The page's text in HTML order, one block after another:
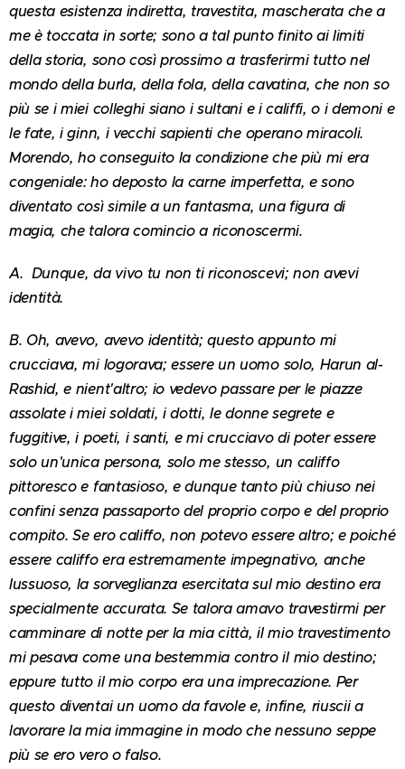
questa esistenza indiretta, travestita, mascherata che a
me è toccata in sorte; sono a tal punto finito ai limiti
della storia, sono così prossimo a trasferirmi tutto nel
mondo della burla, della fola, della cavatina, che non so
più se i miei colleghi siano i sultani e i califfi, o i demoni e
le fate, i ginn, i vecchi sapienti che operano miracoli.
Morendo, ho conseguito la condizione che più mi era
congeniale: ho deposto la carne imperfetta, e sono
diventato così simile a un fantasma, una figura di
magia, che talora comincio a riconoscermi.
A. Dunque, da vivo tu non ti riconoscevi; non avevi
identità.
B. Oh, avevo, avevo identità; questo appunto mi
crucciava, mi logorava; essere un uomo solo, Harun al-
Rashid, e nient'altro; io vedevo passare per le piazze
assolate i miei soldati, i dotti, le donne segrete e
fuggitive, i poeti, i santi, e mi crucciavo di poter essere
solo un'unica persona, solo me stesso, un califfo
pittoresco e fantasioso, e dunque tanto più chiuso nei
confini senza passaporto del proprio corpo e del proprio
compito. Se ero califfo, non potevo essere altro; e poiché
essere califfo era estremamente impegnativo, anche
lussuoso, la sorveglianza esercitata sul mio destino era
specialmente accurata. Se talora amavo travestirmi per
camminare di notte per la mia città, il mio travestimento
mi pesava come una bestemmia contro il mio destino;
eppure tutto il mio corpo era una imprecazione. Per
questo diventai un uomo da favole e, infine, riuscii a
lavorare la mia immagine in modo che nessuno seppe
più se ero vero o falso.